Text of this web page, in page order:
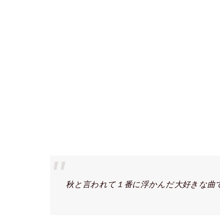
秋と言われて１番に浮かんだ大好きな曲